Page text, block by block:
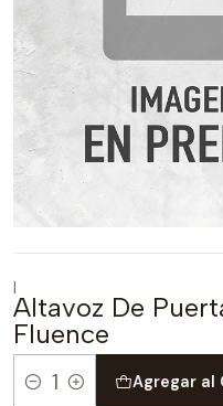
|
Altavoz De
Fluence
Cantidad
Agregar al